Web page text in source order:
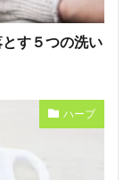
す５つの洗い
ハーブ